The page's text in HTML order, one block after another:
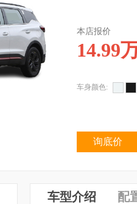
本店报价
14.99
车身颜色:
询底价
车型介绍 配